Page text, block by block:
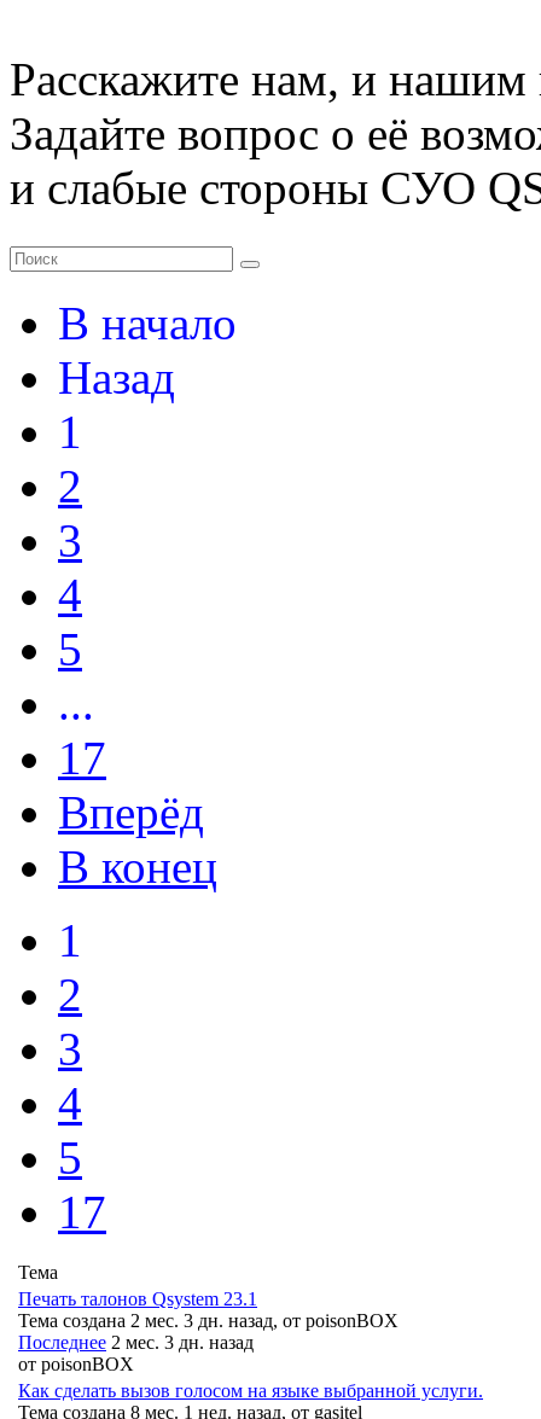
Расскажите нам, и нашим
Задайте вопрос о её
и слабые стороны СУО
В начало
Назад
1
2
3
4
5
...
17
Вперёд
В конец
1
2
3
4
5
17
Тема
Печать талонов Qsystem 23.1
Тема создана 2 мес. 3 дн. назад, от poisonBOX
Последнее 2 мес. 3 дн. назад
от poisonBOX
Как сделать вызов голосом на языке выбранной услуги.
Тема создана 8 мес. 1 нед. назад, от gasitel